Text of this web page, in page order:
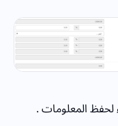
المعلومات .